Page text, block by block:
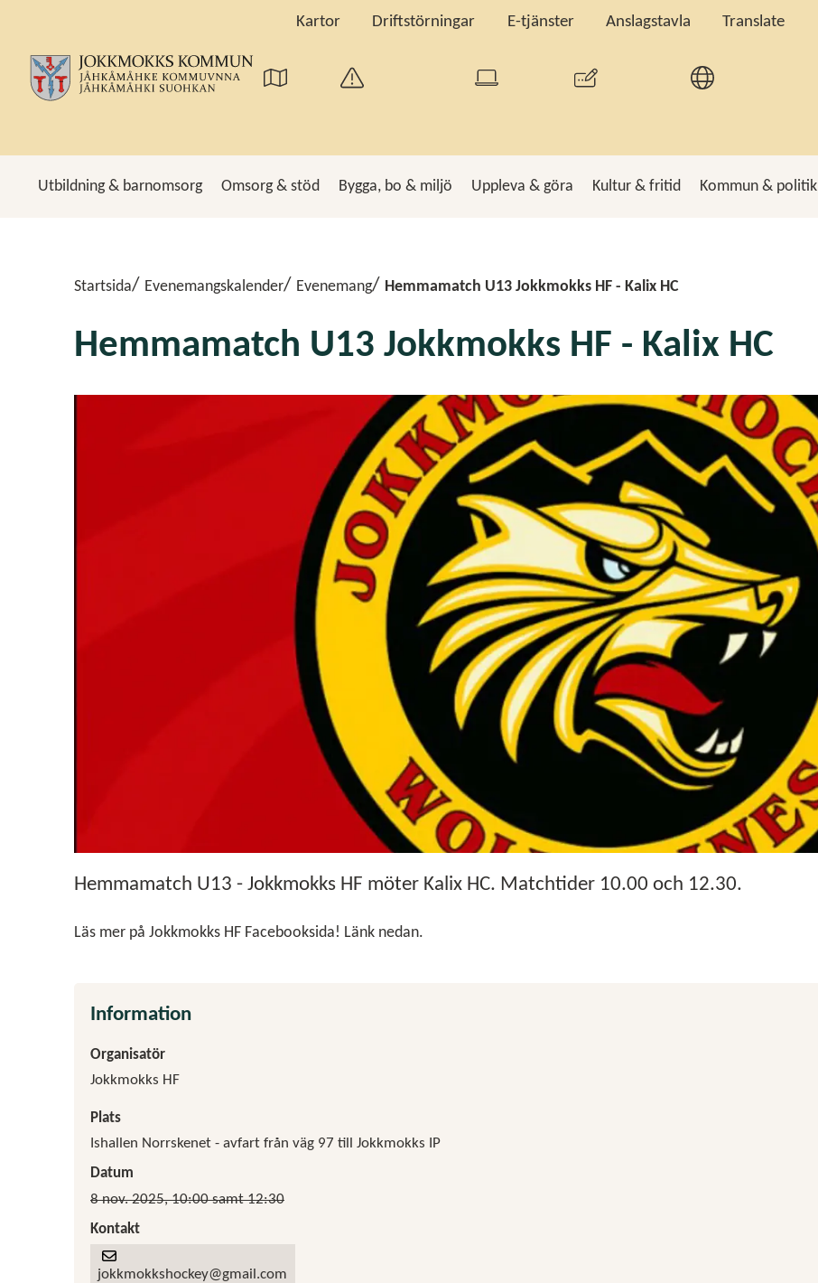
Kartor Driftstörningar E-tjänster Anslagstavla Translate
Utbildning & barnomsorg Omsorg & stöd Bygga, bo & miljö Uppleva & göra Kultur & fritid Kommun & politik
Startsida Evenemangskalender Evenemang Hemmamatch U13 Jokkmokks HF - Kalix HC
Hemmamatch U13 Jokkmokks HF - Kalix HC
Hemmamatch U13 - Jokkmokks HF möter Kalix HC. Matchtider 10.00 och 12.30.
Läs mer på Jokkmokks HF Facebooksida! Länk nedan.
Information
Organisatör
Jokkmokks HF
Plats
Ishallen Norrskenet - avfart från väg 97 till Jokkmokks IP
Datum
8 nov. 2025, 10:00 samt 12:30
Kontakt
jokkmokkshockey@gmail.com